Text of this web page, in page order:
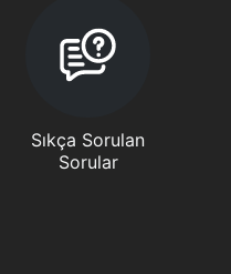
Sıkça Sorulan
Sorular